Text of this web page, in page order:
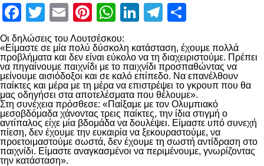
Facebook
Twitter
EmailPinterest
WhatsApp
LinkedIn
Telegram
Οι δηλώσεις του Λουτσέσκου:
«Είμαστε σε μία πολύ δύσκολη κατάσταση, έχουμε πολλά
προβλήματα και δεν είναι εύκολο να τη διαχειριστούμε. Πρέπει
να πηγαίνουμε παιχνίδι με το παιχνίδι προσπαθώντας να
μείνουμε αισιόδοξοι και σε καλό επίπεδο. Να επανέλθουν
παίκτες και μέρα με τη μέρα να επιστρέψει το γκρουπ που θα
μας οδηγήσει στα αποτελέσματα που θέλουμε».
Στη συνέχεια πρόσθεσε: «Παίξαμε με τον Ολυμπιακό
μεσοβδόμαδα χάνοντας τρεις παίκτες, την ίδια στιγμή ο
αντίπαλος είχε μία βδομάδα να δουλέψει. Είμαστε υπό συνεχή
πίεση, δεν έχουμε την ευκαιρία να ξεκουραστούμε, να
προετοιμαστούμε σωστά, δεν έχουμε τη σωστή αντίδραση στο
παιχνίδι. Είμαστε αναγκασμένοι να περιμένουμε, γνωρίζοντας
την κατάσταση».